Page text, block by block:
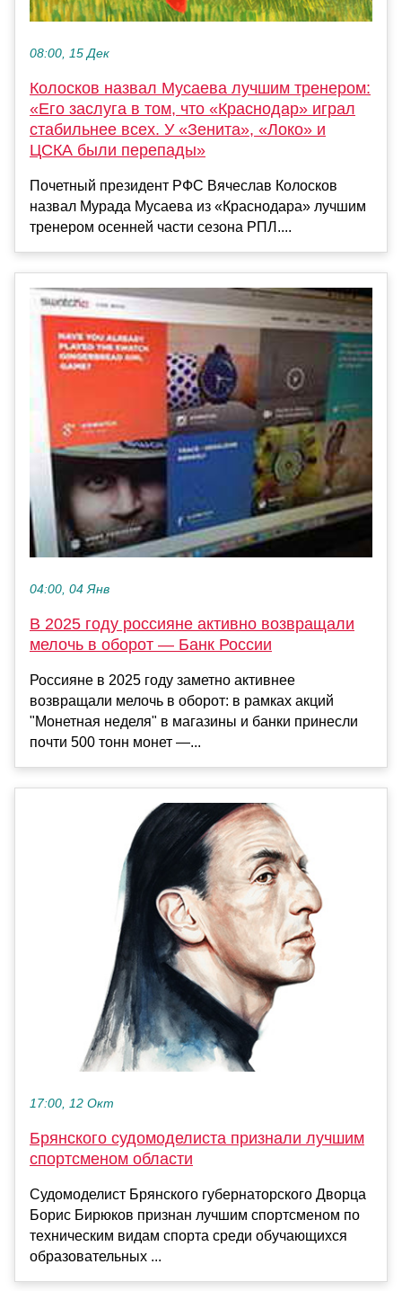
08:00, 15 Дек
Колосков назвал Мусаева лучшим тренером:
«Его заслуга в том, что «Краснодар» играл
стабильнее всех. У «Зенита», «Локо» и
ЦСКА были перепады»
Почетный президент РФС Вячеслав Колосков
назвал Мурада Мусаева из «Краснодара» лучшим
тренером осенней части сезона РПЛ....
04:00, 04 Янв
В 2025 году россияне активно возвращали
мелочь в оборот — Банк России
Россияне в 2025 году заметно активнее
возвращали мелочь в оборот: в рамках акций
"Монетная неделя" в магазины и банки принесли
почти 500 тонн монет —...
17:00, 12 Окт
Брянского судомоделиста признали лучшим
спортсменом области
Судомоделист Брянского губернаторского Дворца
Борис Бирюков признан лучшим спортсменом по
техническим видам спорта среди обучающихся
образовательных ...